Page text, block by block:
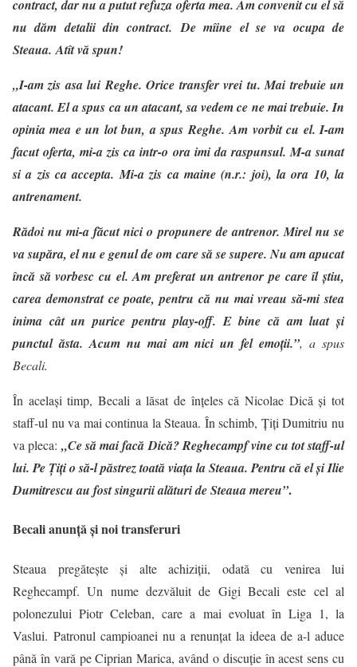
contract, dar nu a putut refuza oferta mea. Am convenit cu el să
nu dăm detalii din contract. De mîine el se va ocupa de
Steaua. Atît vă spun!
„I-am zis asa lui Reghe. Orice transfer vrei tu. Mai trebuie un
atacant. El a spus ca un atacant, sa vedem ce ne mai trebuie. In
opinia mea e un lot bun, a spus Reghe. Am vorbit cu el. I-am
facut oferta, mi-a zis ca intr-o ora imi da raspunsul. M-a sunat
si a zis ca accepta. Mi-a zis ca maine (n.r.: joi), la ora 10, la
antrenament.
Rădoi nu mi-a făcut nici o propunere de antrenor. Mirel nu se
va supăra, el nu e genul de om care să se supere. Nu am apucat
încă să vorbesc cu el. Am preferat un antrenor pe care îl ştiu,
carea demonstrat ce poate, pentru că nu mai vreau să-mi stea
inima cât un purice pentru play-off. E bine că am luat și
punctul ăsta. Acum nu mai am nici un fel emoții.”,a spus
Becali.
În acelaşi timp, Becali a lăsat de înţeles că Nicolae Dică și tot
staff-ul nu va mai continua la Steaua. În schimb, Ţiţi Dumitriu nu
va pleca:„Ce să mai facă Dică? Reghecampf vine cu tot staff-ul
lui. Pe Țiți o să-l păstrez toată viața la Steaua. Pentru că el și Ilie
Dumitrescu au fost singurii alături de Steaua mereu”.
Becali anunţă şi noi transferuri
Steaua pregăteşte şi alte achiziţii, odată cu venirea lui
Reghecampf. Un nume dezvăluit de Gigi Becali este cel al
polonezului Piotr Celeban, care a mai evoluat în Liga 1, la
Vaslui. Patronul campioanei nu a renunţat la ideea de a-l aduce
până în vară pe Ciprian Marica, având o discuţie în acest sens cu